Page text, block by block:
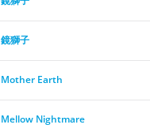
鏡獅子
Mother Earth
Mellow Nightmare